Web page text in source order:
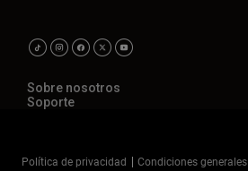
Sobre nosotros
Soporte
Política de privacidad Condiciones generales